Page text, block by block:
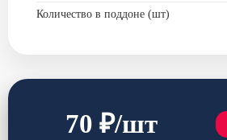
Количество в поддоне (шт)
70 ₽/шт